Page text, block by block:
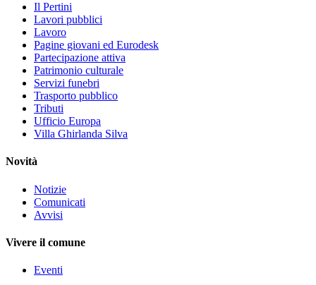
Il Pertini
Lavori pubblici
Lavoro
Pagine giovani ed Eurodesk
Partecipazione attiva
Patrimonio culturale
Servizi funebri
Trasporto pubblico
Tributi
Ufficio Europa
Villa Ghirlanda Silva
Novità
Notizie
Comunicati
Avvisi
Vivere il comune
Eventi